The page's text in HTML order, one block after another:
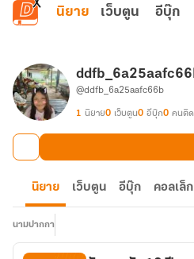
ข้ามไปยังเนื้อหาหลัก
นิยาย เว็บตูน อีบุ๊ก
@ddfb_6a25aafc66b
1 นิยาย0 เว็บตูน0 อีบุ๊ก0 คนติ
นิยาย เว็บตูน อีบุ๊ก คอลเล็
นามปากกา